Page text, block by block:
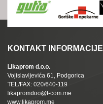
KONTAKT INFORMACIJE
Likaprom d.o.o.
Vojislavljevića 61, Podgorica
TEL/FAX: 020/640-119
likapromdoo@t-com.me
www.likaprom.me